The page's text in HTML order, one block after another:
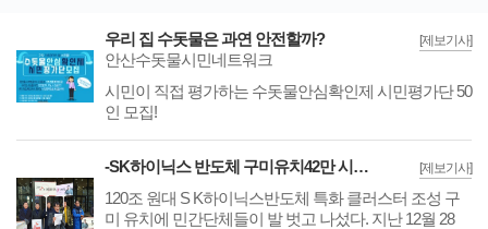
[제보기사]
우리 집 수돗물은 과연 안전할까?
안산수돗물시민네트워크
시민이 직접 평가하는 수돗물안심확인제 시민평가단 50
인 모집!
[제보기사]
-SK하이닉스 반도체 구미유치42만 시민들이 나셨다!
120조 원대 S K하이닉스반도체 특화 클러스터 조성 구
미 유치에 민간단체들이 발 벗고 나섰다. 지난 12월 28